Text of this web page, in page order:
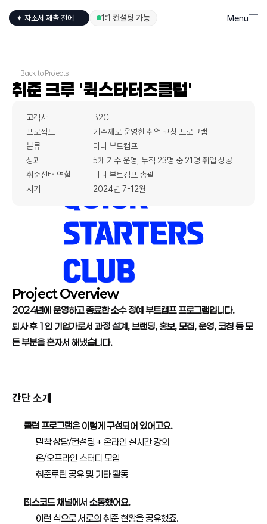
✦ 자소서 제출 전에 1:1 컨설팅 가능 Menu
Back to Projects
취준 크루 '퀵스타터즈클럽'
고객사
B2C
프로젝트
기수제로 운영한 취업 코칭 프로그램
분류
미니 부트캠프
성과
5개 기수 운영, 누적 23명 중 21명 취업 성공
취준선배 역할
미니 부트캠프 총괄
시기
2024년 7-12월
Project Overview
2024년에 운영하고 종료한 소수 정예 부트캠프 프로그램입니다.
퇴사 후 1인 기업가로서 과정 설계, 브랜딩, 홍보, 모집, 운영, 코칭 등 모
든 부분을 혼자서 해냈습니다.
간단 소개
클럽 프로그램은 이렇게 구성되어 있어고요.
밀착 상담/컨설팅 + 온라인 실시간 강의
온/오프라인 스터디 모임
취준루틴 공유 및 기타 활동
디스코드 채널에서 소통했어요.
이런 식으로 서로의 취준 현황을 공유했죠.